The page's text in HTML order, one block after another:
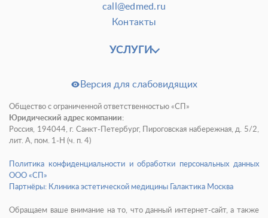
call@edmed.ru
Контакты
УСЛУГИ
Версия для слабовидящих
Общество с ограниченной ответственностью «СП»
Юридический адрес компании:
Россия, 194044, г. Санкт-Петербург, Пироговская набережная, д. 5/2,
лит. А, пом. 1-Н (ч. п. 4)
Политика конфиденциальности и обработки персональных данных
ООО «СП»
Партнёры: Клиника эстетической медицины Галактика Москва
Обращаем ваше внимание на то, что данный интернет-сайт, а также